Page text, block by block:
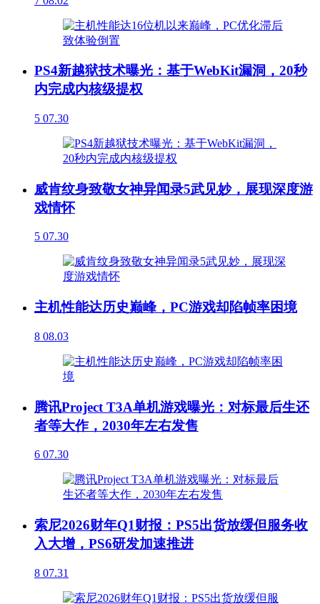
PS4新越狱技术曝光：基于WebKit漏洞，20秒
内完成内核级提权
5 07.30
威肯纹身致敬女神异闻录5武见妙，展现深度游
戏情怀
5 07.30
主机性能达历史巅峰，PC游戏却陷帧率困境
8 08.03
腾讯Project T3A单机游戏曝光：对标最后生还
者等大作，2030年左右发售
6 07.30
索尼2026财年Q1财报：PS5出货放缓但服务收
入大增，PS6研发加速推进
8 07.31